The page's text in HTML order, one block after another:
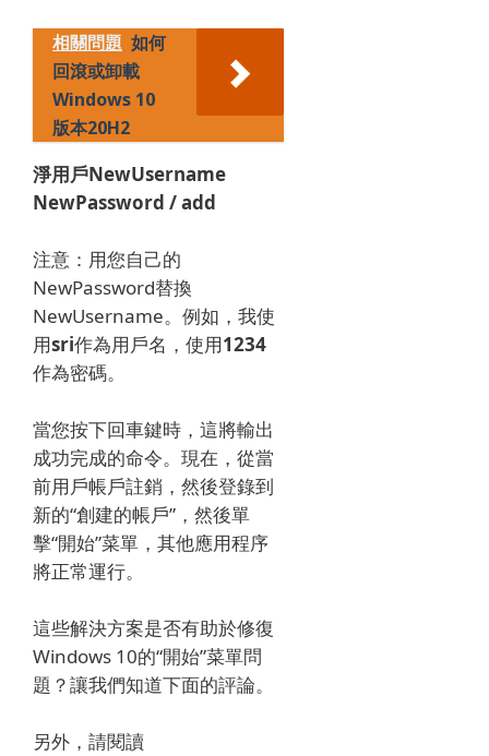
相關問題 如何
回滾或卸載
Windows 10
版本20H2
淨用戶NewUsername
NewPassword / add
注意：用您自己的
NewPassword替換
NewUsername。 例如，我使
用sri作為用戶名，使用1234
作為密碼。
當您按下回車鍵時，這將輸出
成功完成的命令。 現在，從當
前用戶帳戶註銷，然後登錄到
新的“創建的帳戶”，然後單
擊“開始”菜單，其他應用程序
將正常運行。
這些解決方案是否有助於修復
Windows 10的“開始”菜單問
題？讓我們知道下面的評論。
另外，請閱讀